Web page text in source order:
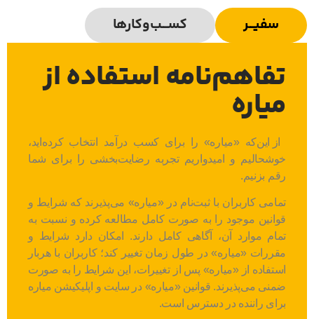
سفیـــر کســـب‌و‌کارها
تفاهم‌نامه استفاده از
میاره
از این‌که «میاره» را برای کسب درآمد انتخاب کرده‌اید،
خوشحالیم و امیدواریم تجربه رضایت‌بخشی را برای شما
رقم بزنیم.
تمامی کاربران با ثبت‌نام در «میاره» می‌پذیرند که شرایط و
قوانین موجود را به صورت کامل مطالعه کرده و نسبت به
تمام موارد آن، آگاهی کامل دارند. امکان دارد شرایط و
مقررات «میاره» در طول زمان تغییر کند؛ کاربران با هربار
استفاده از «میاره» پس از تغییرات، این شرایط را به صورت
ضمنی می‌پذیرند. قوانین «میاره» در سایت و اپلیکیشن میاره
برای راننده در دسترس است.